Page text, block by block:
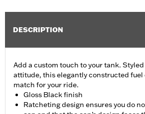
DESCRIPTION
Add a custom touch to your tank.
attitude, this elegantly constructed
match for your ride.
Gloss Black finish
Ratcheting design ensures you do